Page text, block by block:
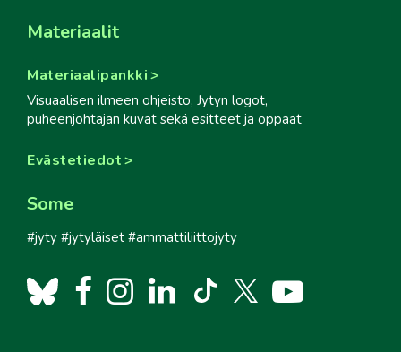
Materiaalit
Materiaalipankki
Visuaalisen ilmeen ohjeisto, Jytyn logot,
puheenjohtajan kuvat sekä esitteet ja oppaat
Evästetiedot
Some
#jyty #jytyläiset #ammattiliittojyty